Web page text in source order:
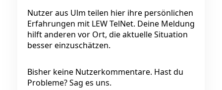
Nutzer aus Ulm teilen hier ihre persönlichen
Erfahrungen mit LEW TelNet. Deine Meldung
hilft anderen vor Ort, die aktuelle Situation
besser einzuschätzen.
Bisher keine Nutzerkommentare. Hast du
Probleme? Sag es uns.